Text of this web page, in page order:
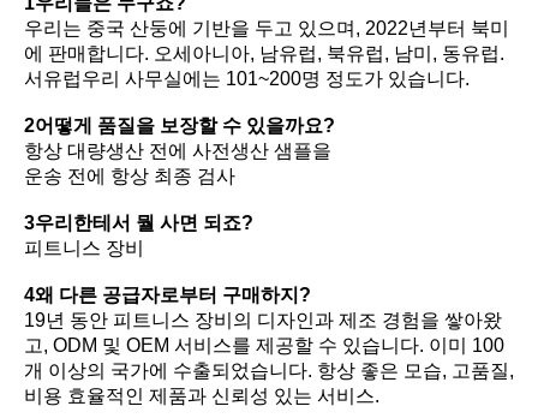
우리는 중국 산둥에 기반을 두고 있으며, 2022년부터 북미
에 판매합니다. 오세아니아, 남유럽, 북유럽, 남미, 동유럽.
서유럽우리 사무실에는 101~200명 정도가 있습니다.
2어떻게 품질을 보장할 수 있을까요?
항상 대량생산 전에 사전생산 샘플을
운송 전에 항상 최종 검사
3우리한테서 뭘 사면 되죠?
피트니스 장비
4왜 다른 공급자로부터 구매하지?
19년 동안 피트니스 장비의 디자인과 제조 경험을 쌓아왔
고, ODM 및 OEM 서비스를 제공할 수 있습니다. 이미 100
개 이상의 국가에 수출되었습니다. 항상 좋은 모습, 고품질,
비용 효율적인 제품과 신뢰성 있는 서비스.